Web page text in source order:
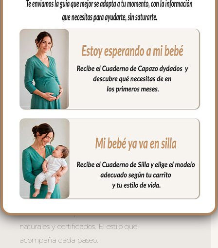
un acabado natural que aporta confort y
Se coloca directamente sobre el colchón
del copazo, para añadir más confort
relleno en microfibra hueca transpirable y
revés en rejilla 3D que permite una
buena ventilación para los días más
calurosos.
Tres Tamaños:
-Universal — para la mayoría de
capazos del mercado
-Gemelar — para capazos dobles de
gemelos
-Pequeña — para capazos más
pequeños.
Fabricada en España con materiales
naturales y certificados. El estilo que
acompaña cada paseo.